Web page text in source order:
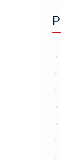
Keuringen
Ons
Nieuws
>
>
>
>
>
>
>